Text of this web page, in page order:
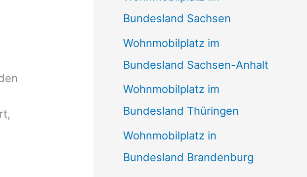
Bundesland Sachsen
Wohnmobilplatz im
Bundesland Sachsen-Anhalt
Wohnmobilplatz im
Bundesland Thüringen
Wohnmobilplatz in
Bundesland Brandenburg